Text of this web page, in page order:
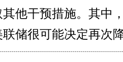
他干预措施。其中
联储很可能决定再次